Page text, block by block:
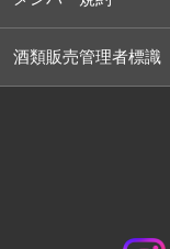
酒類販売管理者標識